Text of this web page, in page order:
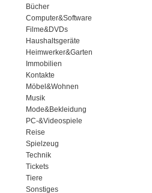
Bücher
Computer&Software
Filme&DVDs
Haushaltsgeräte
Heimwerker&Garten
Immobilien
Kontakte
Möbel&Wohnen
Musik
Mode&Bekleidung
PC-&Videospiele
Reise
Spielzeug
Technik
Tickets
Tiere
Sonstiges